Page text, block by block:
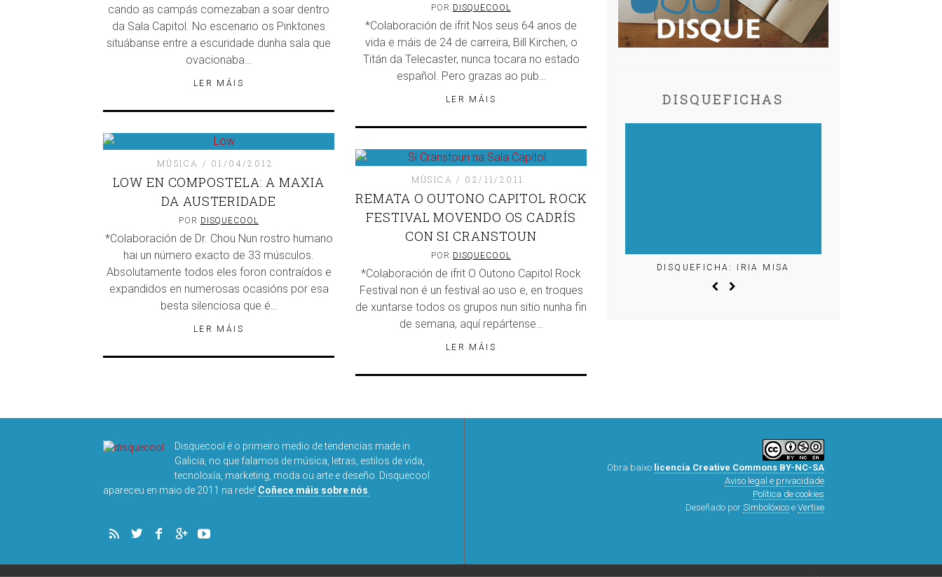
cando as campás comezaban a soar dentro
da Sala Capitol. No escenario os Pinktones
situábanse entre a escuridade dunha sala que
ovacionaba…
LER MÁIS
POR DISQUECOOL
*Colaboración de ifrit Nos seus 64 anos de
vida e máis de 24 de carreira, Bill Kirchen, o
Titán da Telecaster, nunca tocara no estado
español. Pero grazas ao pub…
LER MÁIS
MÚSICA 01/04/2012
LOW EN COMPOSTELA: A MAXIA
DA AUSTERIDADE
POR DISQUECOOL
*Colaboración de Dr. Chou Nun rostro humano
hai un número exacto de 33 músculos.
Absolutamente todos eles foron contraídos e
expandidos en numerosas ocasións por esa
besta silenciosa que é…
LER MÁIS
MÚSICA 02/11/2011
REMATA O OUTONO CAPITOL ROCK
FESTIVAL MOVENDO OS CADRÍS
CON SI CRANSTOUN
POR DISQUECOOL
*Colaboración de ifrit O Outono Capitol Rock
Festival non é un festival ao uso e, en troques
de xuntarse todos os grupos nun sitio nunha fin
de semana, aquí repártense…
LER MÁIS
DISQUEFICHAS
DISQUEFICHA: NACHO ESCOLAR DISQUEFICHA: IRIA MISA
Disquecool é o primeiro medio de tendencias made in
Galicia, no que falamos de música, letras, estilos de vida,
tecnoloxía, marketing, moda ou arte e deseño. Disquecool
apareceu en maio de 2011 na rede! Coñece máis sobre nós
Obra baixo licencia Creative Commons BY-NC-SA
Aviso legal e privacidade
Política de cookies
Deseñado por Simbolóxico e Vertixe